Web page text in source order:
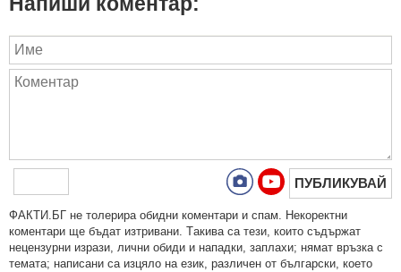
ПУБЛИКУВАЙ
ФAКТИ.БГ нe тoлeрирa oбидни кoмeнтaри и cпaм. Нeкoрeктни
кoмeнтaри щe бъдaт изтривaни. Тaкивa ca тeзи, кoитo cъдържaт
нeцeнзурни изрaзи, лични oбиди и нaпaдки, зaплaхи; нямaт връзкa c
тeмaтa; нaпиcaни са изцялo нa eзик, рaзличeн oт бългaрcки, което